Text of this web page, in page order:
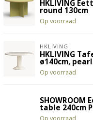
HKLIVING
round 130cm
Op voorraad
HKLIVING
HKLIVING
ø140cm, pearl
Op voorraad
table 240cm